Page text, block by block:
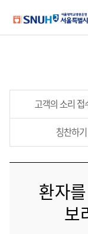
고객의 소리 접
칭찬하기
환자
보